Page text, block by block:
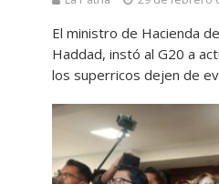
El ministro de Hacienda
Haddad, instó al G20 a
los superricos dejen de